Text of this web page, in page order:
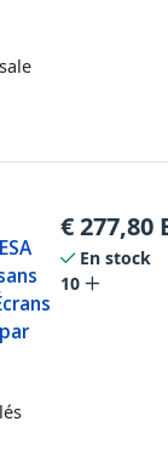
€277,80
En stock
10